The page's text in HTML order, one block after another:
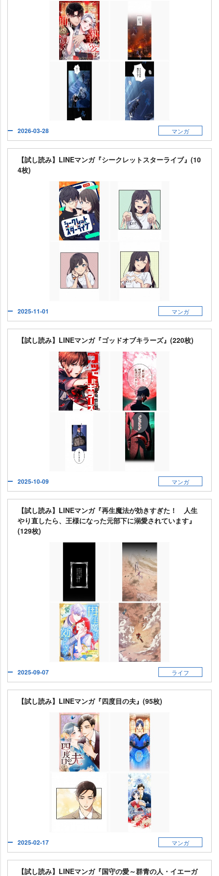
2026-03-28 マンガ
【試し読み】LINEマンガ『シークレットスターライブ』(10
4枚)
2025-11-01 マンガ
【試し読み】LINEマンガ『ゴッドオブキラーズ』(220枚)
2025-10-09 マンガ
【試し読み】LINEマンガ『再生魔法が効きすぎた！ 人生
り直したら、王様になった元部下に溺愛されています』
(129枚)
2025-09-07 ライフ
【試し読み】LINEマンガ『四度目の夫』(95枚)
2025-02-17 マンガ
【試し読み】LINEマンガ『国守の愛～群青の人・イエーガ